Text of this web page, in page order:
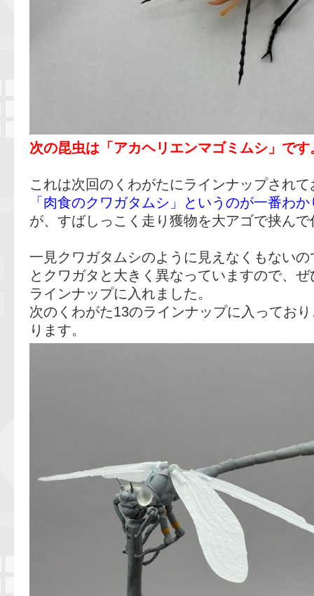
次の昆虫は「アカヘリエンマゴミムシ」です
これは次回のくわがたにラインナップされ
「肉食のクワガタムシ」というのが一番わ
が、すばしっこく走り獲物を大アゴで挟ん
一見クワガタムシのように見えなくもない
とクワガタと大きく異なっていますので、
ラインナップに入れました。
次のくわがた13のラインナップに入ってお
ります。